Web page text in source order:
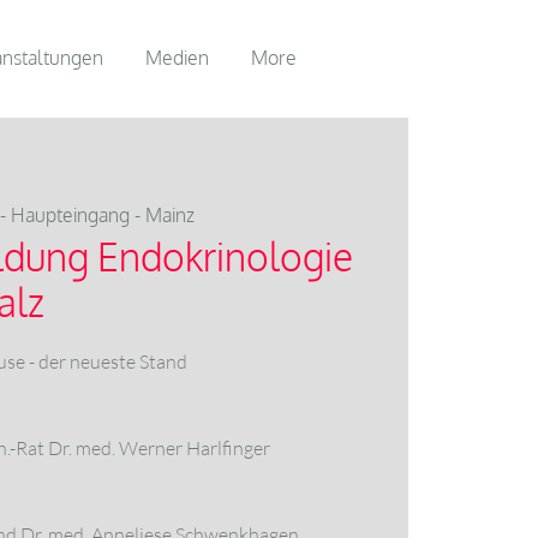
Medien More
Haupteingang - Mainz
Endokrinologie
- der neueste Stand
Rat Dr. med. Werner Harlfinger